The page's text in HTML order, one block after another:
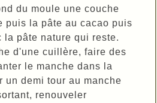
du moule une couche
puis la pâte au cacao puis
la pâte nature qui reste.
d'une cuillère, faire des
le manche dans la
un demi tour au manche
renouveler